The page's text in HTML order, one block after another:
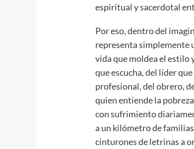
espiritual y sacerdotal
Por eso, dentro del
representa simplemente
vida que moldea el estilo
que escucha, del líder
profesional, del obrero,
quien entiende la
con sufrimiento
a un kilómetro de familias
cinturones de letrinas a